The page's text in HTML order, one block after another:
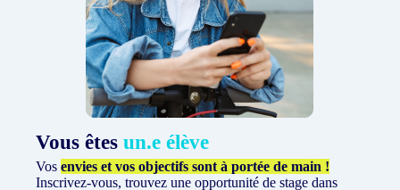
Vous êtesun.e élève
Vosenvies et vos objectifs sont à portée de main !
Inscrivez-vous, trouvez une opportunité de stage dans